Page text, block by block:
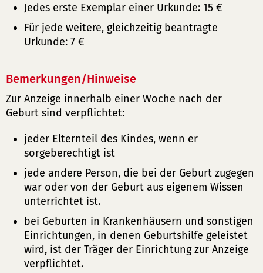
Jedes erste Exemplar einer Urkunde: 15 €
Für jede weitere, gleichzeitig beantragte
Urkunde: 7 €
Bemerkungen/Hinweise
Zur Anzeige innerhalb einer Woche nach der
Geburt sind verpflichtet:
jeder Elternteil des Kindes, wenn er
sorgeberechtigt ist
jede andere Person, die bei der Geburt zugegen
war oder von der Geburt aus eigenem Wissen
unterrichtet ist.
bei Geburten in Krankenhäusern und sonstigen
Einrichtungen, in denen Geburtshilfe geleistet
wird, ist der Träger der Einrichtung zur Anzeige
verpflichtet.